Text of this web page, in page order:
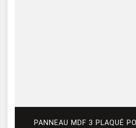
PANNEAU MDF 3 PLAQUÉ